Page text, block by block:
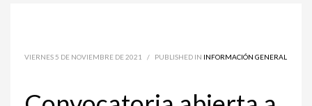
VIERNES 5 DE NOVIEMBRE DE 2021 / PUBLISHED IN INFORMACIÓN GENERAL